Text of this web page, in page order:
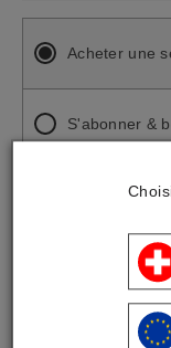
Acheter une
S'abonner &